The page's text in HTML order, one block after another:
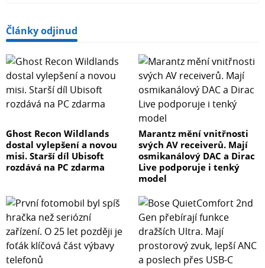
Články odjinud
Ghost Recon Wildlands
dostal vylepšení a novou
misi. Starší díl Ubisoft
rozdává na PC zdarma
Marantz mění vnitřnosti
svých AV receiverů. Mají
osmikanálový DAC a Dirac
Live podporuje i tenký
model